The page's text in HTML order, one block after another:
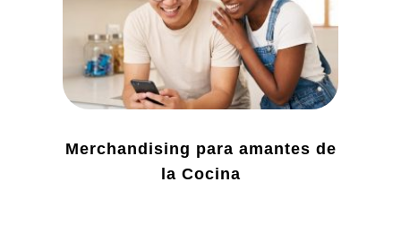
Merchandising para amantes de
la Cocina